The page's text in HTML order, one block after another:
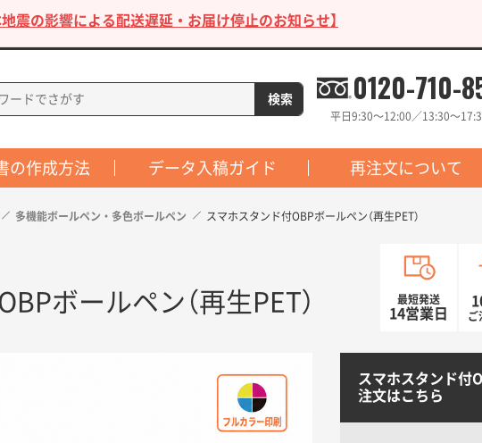
地震の影響による配送遅延・お届け停止のお知らせ】
0120-710-
平日9:30〜12:00／13:30〜
の作成方法 データ入稿ガイド 再注文について
多機能ボールペン・多色ボールペン スマホスタンド付OBPボールペン（再生PET）
ボールペン（再生PET） 最短発送
14営業日 ご
スマホスタンド付
注文はこちら